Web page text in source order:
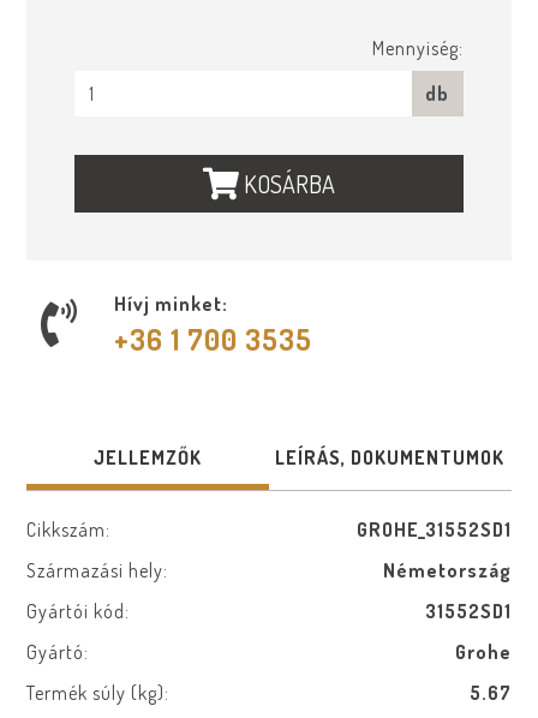
Mennyiség:
db
KOSÁRBA
Hívj minket:
+36 1 700 3535
JELLEMZŐK LEÍRÁS, DOKUMENTUMOK
Cikkszám:
GROHE_31552SD1
Származási hely:
Németország
Gyártói kód:
31552SD1
Gyártó:
Grohe
Termék súly (kg):
5.67